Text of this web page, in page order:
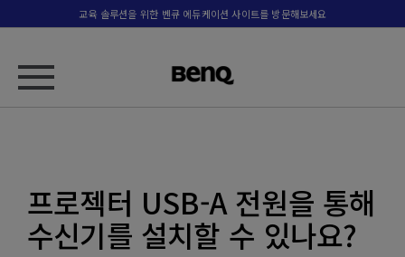
교육 솔루션을 위한 벤큐 에듀케이션 사이트를 방문해보세요
프로젝터 USB-A 전원을 통해
수신기를 설치할 수 있나요?